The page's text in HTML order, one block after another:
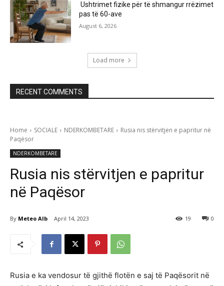
Ushtrimet fizike për të shmangur rrëzimet
pas të 60-ave
August 6, 2026
Load more
RECENT COMMENTS